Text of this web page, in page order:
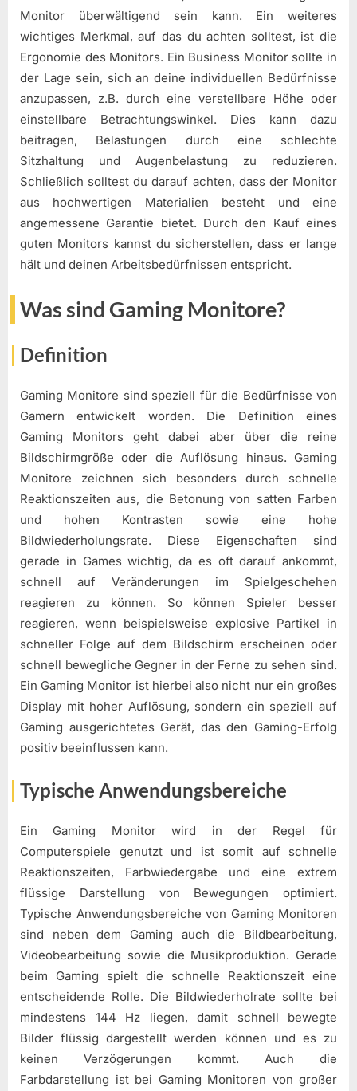
Monitor überwältigend sein kann. Ein weiteres
wichtiges Merkmal, auf das du achten solltest, ist die
Ergonomie des Monitors. Ein Business Monitor sollte in
der Lage sein, sich an deine individuellen Bedürfnisse
anzupassen, z.B. durch eine verstellbare Höhe oder
einstellbare Betrachtungswinkel. Dies kann dazu
beitragen, Belastungen durch eine schlechte
Sitzhaltung und Augenbelastung zu reduzieren.
Schließlich solltest du darauf achten, dass der Monitor
aus hochwertigen Materialien besteht und eine
angemessene Garantie bietet. Durch den Kauf eines
guten Monitors kannst du sicherstellen, dass er lange
hält und deinen Arbeitsbedürfnissen entspricht.
Was sind Gaming Monitore?
Definition
Gaming Monitore sind speziell für die Bedürfnisse von
Gamern entwickelt worden. Die Definition eines
Gaming Monitors geht dabei aber über die reine
Bildschirmgröße oder die Auflösung hinaus. Gaming
Monitore zeichnen sich besonders durch schnelle
Reaktionszeiten aus, die Betonung von satten Farben
und hohen Kontrasten sowie eine hohe
Bildwiederholungsrate. Diese Eigenschaften sind
gerade in Games wichtig, da es oft darauf ankommt,
schnell auf Veränderungen im Spielgeschehen
reagieren zu können. So können Spieler besser
reagieren, wenn beispielsweise explosive Partikel in
schneller Folge auf dem Bildschirm erscheinen oder
schnell bewegliche Gegner in der Ferne zu sehen sind.
Ein Gaming Monitor ist hierbei also nicht nur ein großes
Display mit hoher Auflösung, sondern ein speziell auf
Gaming ausgerichtetes Gerät, das den Gaming-Erfolg
positiv beeinflussen kann.
Typische Anwendungsbereiche
Ein Gaming Monitor wird in der Regel für
Computerspiele genutzt und ist somit auf schnelle
Reaktionszeiten, Farbwiedergabe und eine extrem
flüssige Darstellung von Bewegungen optimiert.
Typische Anwendungsbereiche von Gaming Monitoren
sind neben dem Gaming auch die Bildbearbeitung,
Videobearbeitung sowie die Musikproduktion. Gerade
beim Gaming spielt die schnelle Reaktionszeit eine
entscheidende Rolle. Die Bildwiederholrate sollte bei
mindestens 144 Hz liegen, damit schnell bewegte
Bilder flüssig dargestellt werden können und es zu
keinen Verzögerungen kommt. Auch die
Farbdarstellung ist bei Gaming Monitoren von großer